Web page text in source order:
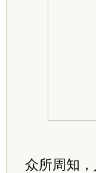
众所周知